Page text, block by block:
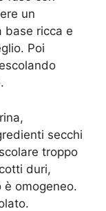
un
base ricca e
Poi
secchi
troppo
duri,
è omogeneo.